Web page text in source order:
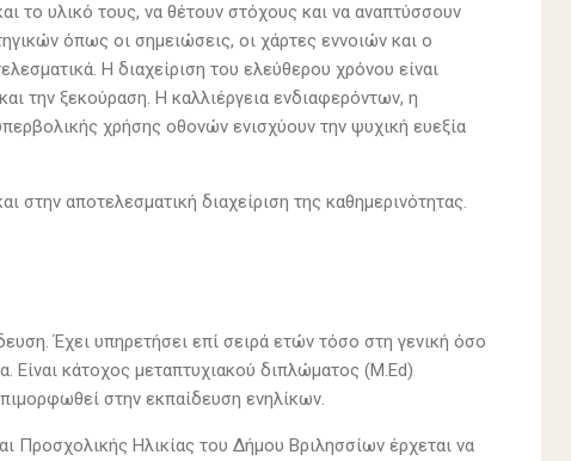
το υλικό τους, να θέτουν στόχους και να αναπτύσσουν
όπως οι σημειώσεις, οι χάρτες εννοιών και ο
Η διαχείριση του ελεύθερου χρόνου είναι
την ξεκούραση. Η καλλιέργεια ενδιαφερόντων, η
χρήσης οθονών ενισχύουν την ψυχική ευεξία
αποτελεσματική διαχείριση της καθημερινότητας.
Έχει υπηρετήσει επί σειρά ετών τόσο στη γενική όσο
Είναι κάτοχος μεταπτυχιακού διπλώματος (M.Ed)
στην εκπαίδευση ενηλίκων.
Προσχολικής Ηλικίας του Δήμου Βριλησσίων έρχεται να